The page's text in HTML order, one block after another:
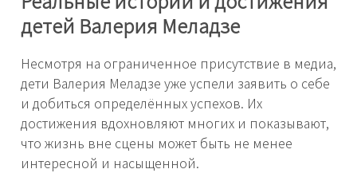
детей Валерия Меладзе
Несмотря на ограниченное присутствие в медиа,
дети Валерия Меладзе уже успели заявить о себе
и добиться определённых успехов. Их
достижения вдохновляют многих и показывают,
что жизнь вне сцены может быть не менее
интересной и насыщенной.